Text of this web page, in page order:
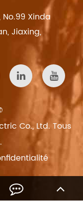
Xinda
Jiaxing,
Co., Ltd. Tous